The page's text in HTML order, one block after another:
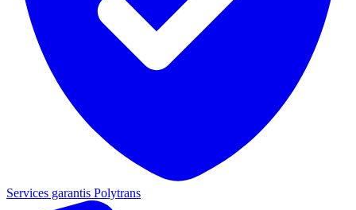
Services garantis Polytrans